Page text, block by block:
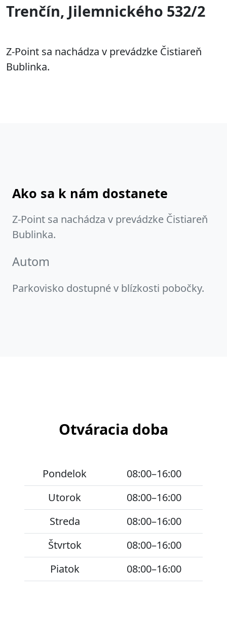
Trenčín, Jilemnického 532/2
Z-Point sa nachádza v prevádzke Čistiareň
Bublinka.
Ako sa k nám dostanete
Z-Point sa nachádza v prevádzke Čistiareň
Bublinka.
Autom
Parkovisko dostupné v blízkosti pobočky.
Otváracia doba
Pondelok
08:00–16:00
Utorok
08:00–16:00
Streda
08:00–16:00
Štvrtok
08:00–16:00
Piatok
08:00–16:00